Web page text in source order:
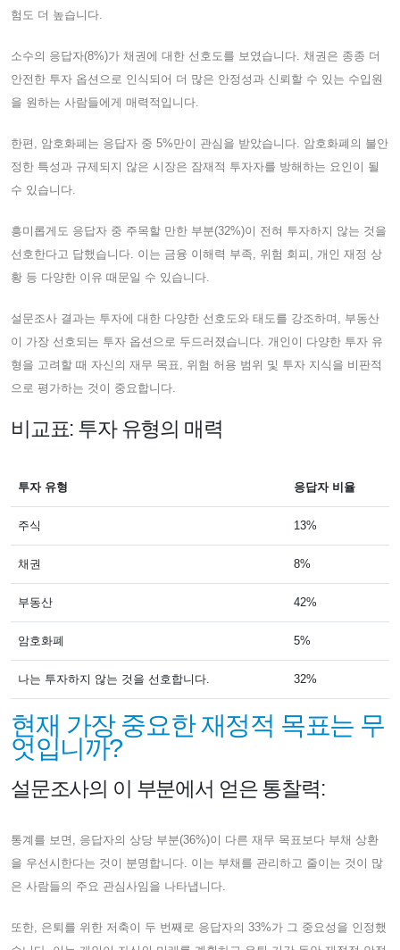
험도 더 높습니다.
소수의 응답자(8%)가 채권에 대한 선호도를 보였습니다. 채권은 종종 더
안전한 투자 옵션으로 인식되어 더 많은 안정성과 신뢰할 수 있는 수입원
을 원하는 사람들에게 매력적입니다.
한편, 암호화폐는 응답자 중 5%만이 관심을 받았습니다. 암호화폐의 불안
정한 특성과 규제되지 않은 시장은 잠재적 투자자를 방해하는 요인이 될
수 있습니다.
흥미롭게도 응답자 중 주목할 만한 부분(32%)이 전혀 투자하지 않는 것을
선호한다고 답했습니다. 이는 금융 이해력 부족, 위험 회피, 개인 재정 상
황 등 다양한 이유 때문일 수 있습니다.
설문조사 결과는 투자에 대한 다양한 선호도와 태도를 강조하며, 부동산
이 가장 선호되는 투자 옵션으로 두드러졌습니다. 개인이 다양한 투자 유
형을 고려할 때 자신의 재무 목표, 위험 허용 범위 및 투자 지식을 비판적
으로 평가하는 것이 중요합니다.
비교표: 투자 유형의 매력
투자 유형 응답자 비율
주식 13%
채권 8%
부동산 42%
암호화폐 5%
나는 투자하지 않는 것을 선호합니다. 32%
현재 가장 중요한 재정적 목표는 무
엇입니까?
설문조사의 이 부분에서 얻은 통찰력:
통계를 보면, 응답자의 상당 부분(36%)이 다른 재무 목표보다 부채 상환
을 우선시한다는 것이 분명합니다. 이는 부채를 관리하고 줄이는 것이 많
은 사람들의 주요 관심사임을 나타냅니다.
또한, 은퇴를 위한 저축이 두 번째로 응답자의 33%가 그 중요성을 인정했